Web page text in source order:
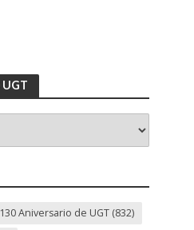
UGT
130 Aniversario de UGT(832)